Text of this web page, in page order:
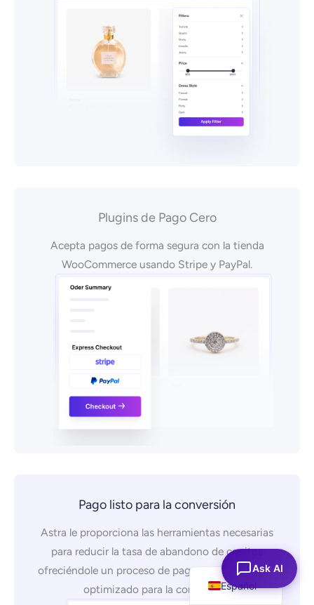
Plugins de Pago Cero
Acepta pagos de forma segura con la tienda
WooCommerce usando Stripe y PayPal.
Pago listo para la conversión
Astra le proporciona las herramientas necesarias
para reducir la tasa de abandono de carritos
ofreciéndole un proceso de pago personalizable y
optimizado para la conversión.Español
EnglishAsk AI